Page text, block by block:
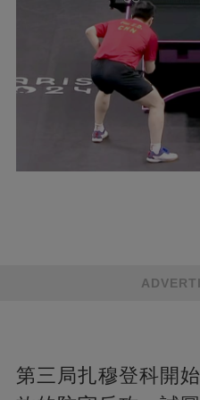
第三局扎穆登科開